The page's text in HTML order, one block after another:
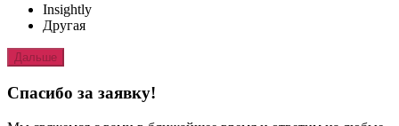
Insightly
Другая
Дальше
Спасибо за заявку!